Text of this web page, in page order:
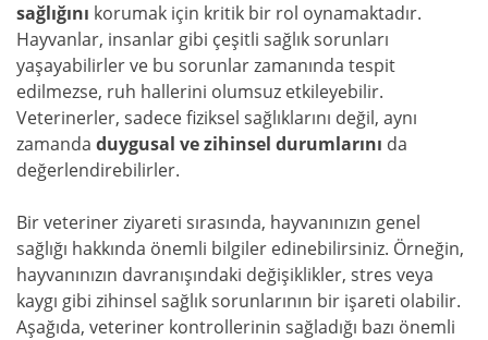
sağlığını korumak için kritik bir rol oynamaktadır.
Hayvanlar, insanlar gibi çeşitli sağlık sorunları
yaşayabilirler ve bu sorunlar zamanında tespit
edilmezse, ruh hallerini olumsuz etkileyebilir.
Veterinerler, sadece fiziksel sağlıklarını değil, aynı
zamanda duygusal ve zihinsel durumlarını da
değerlendirebilirler.
Bir veteriner ziyareti sırasında, hayvanınızın genel
sağlığı hakkında önemli bilgiler edinebilirsiniz. Örneğin,
hayvanınızın davranışındaki değişiklikler, stres veya
kaygı gibi zihinsel sağlık sorunlarının bir işareti olabilir.
Aşağıda, veteriner kontrollerinin sağladığı bazı önemli